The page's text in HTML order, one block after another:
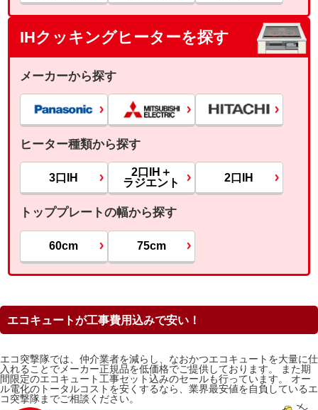
IHクッキングヒーターを探す
メーカーから探す
ヒーター種類から探す
3口IH
2口IH＋
ラジエント
2口IH
トッププレートの幅から探す
60cm 75cm
エコキュートが工事費用込みで安い！
エコ突撃隊では、仲介業者を減らし、なおかつエコキュートを大量に仕
入れることでメーカー正規品を低価格でご提供しております。 また期
間限定のエコキュート工事セット込みのセールも行っています。 オー
ル電化のトータルコストを安くするなら、業界最安値を自負しているエ
コ突撃隊までご相談ください。